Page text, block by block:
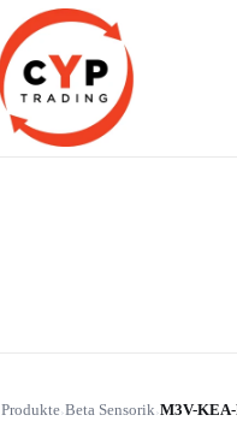
Produkte›Beta Sensorik›M3V-KEA-